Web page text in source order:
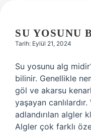
SU
Tarih: Eylül 21, 2024
Su yosunu alg
bilinir. Genellikle
göl ve akarsu
yaşayan
adlandırılan algler
Algler çok farklı